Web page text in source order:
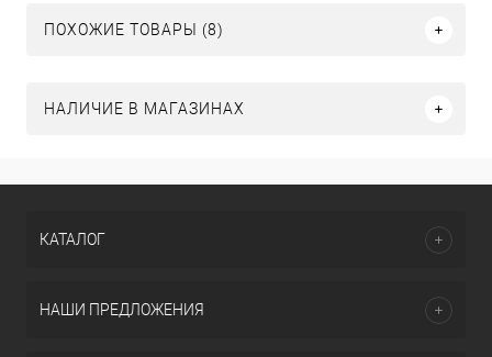
ПОХОЖИЕ ТОВАРЫ (8)
НАЛИЧИЕ В МАГАЗИНАХ
КАТАЛОГ
НАШИ ПРЕДЛОЖЕНИЯ